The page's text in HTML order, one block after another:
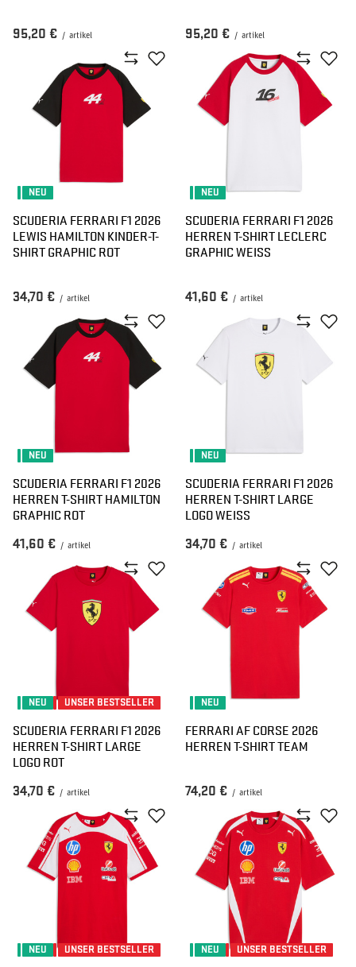
95,20 € / artikel 95,20 € / artikel
NEU
SCUDERIA FERRARI F1 2026
LEWIS HAMILTON KINDER-T-
SHIRT GRAPHIC ROT
34,70 € / artikel
NEU
SCUDERIA FERRARI F1 2026
HERREN T-SHIRT LECLERC
GRAPHIC WEISS
41,60 € / artikel
NEU
SCUDERIA FERRARI F1 2026
HERREN T-SHIRT HAMILTON
GRAPHIC ROT
41,60 € / artikel
NEU
SCUDERIA FERRARI F1 2026
HERREN T-SHIRT LARGE
LOGO WEISS
34,70 € / artikel
NEU UNSER BESTSELLER
SCUDERIA FERRARI F1 2026
HERREN T-SHIRT LARGE
LOGO ROT
34,70 € / artikel
NEU
FERRARI AF CORSE 2026
HERREN T-SHIRT TEAM
74,20 € / artikel
NEU UNSER BESTSELLER NEU UNSER BESTSELLER